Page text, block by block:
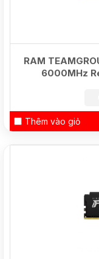
RAM
6000MHz
Thêm vào giỏ